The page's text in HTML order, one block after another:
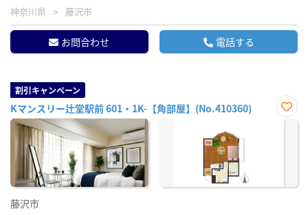
神奈川県 藤沢市
お問合わせ 電話する
割引キャンペーン
Kマンスリー辻堂駅前 601・1K-【角部屋】(No.410360)
お気
藤沢市